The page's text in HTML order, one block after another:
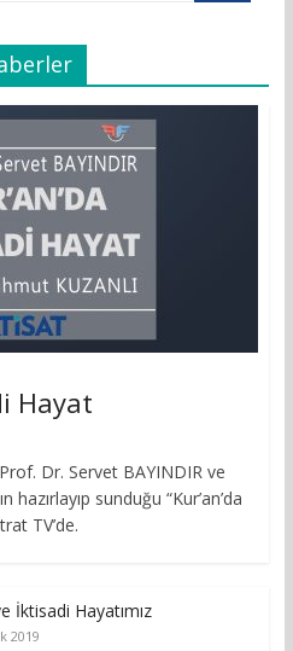
Hayat
Dr. Servet BAYINDIR ve
sunduğu “Kur’an’da
TV’de.
İktisadi Hayatımız
2019